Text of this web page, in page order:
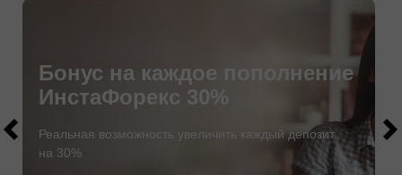
Бонус на каждое пополнение
ИнстаФорекс 30%
Реальная возможность увеличить каждый депозит
на 30%